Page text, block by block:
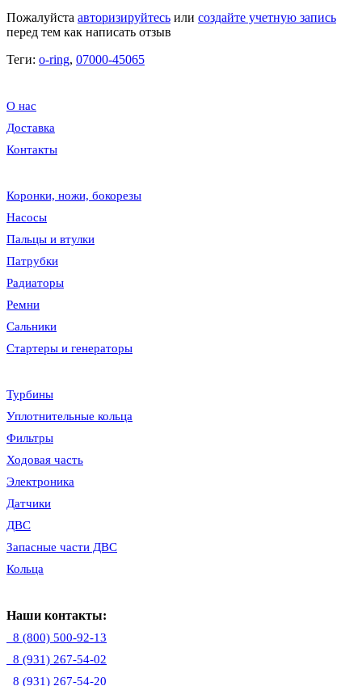
Пожалуйста авторизируйтесь или создайте учетную запись
перед тем как написать отзыв
Теги: o-ring, 07000-45065
О нас
Доставка
Контакты
Коронки, ножи, бокорезы
Насосы
Пальцы и втулки
Патрубки
Радиаторы
Ремни
Сальники
Стартеры и генераторы
Турбины
Уплотнительные кольца
Фильтры
Ходовая часть
Электроника
Датчики
ДВС
Запасные части ДВС
Кольца
Наши контакты:
8 (800) 500-92-13
8 (931) 267-54-02
8 (931) 267-54-20